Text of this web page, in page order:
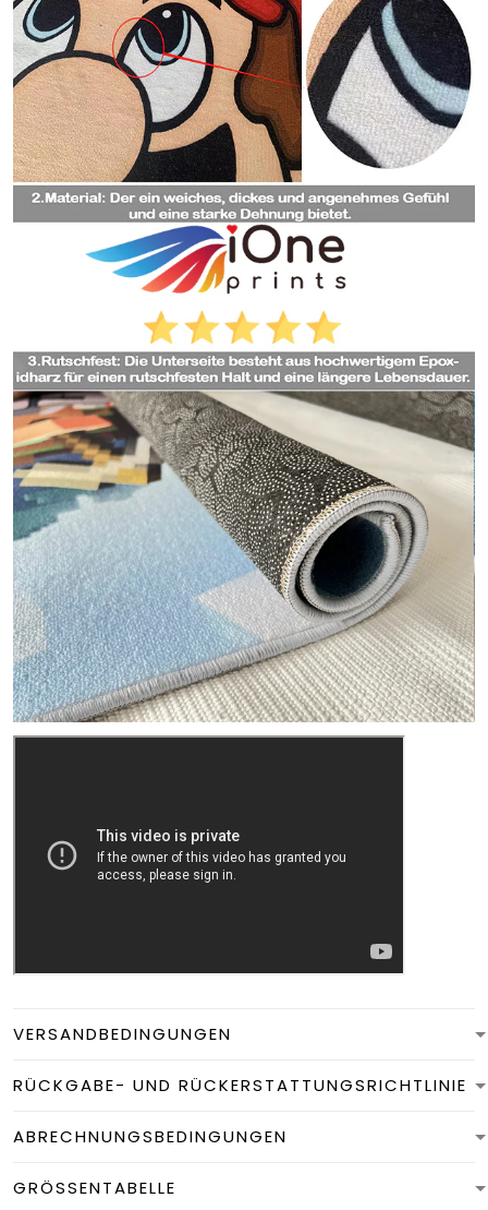
VERSANDBEDINGUNGEN
RÜCKGABE- UND RÜCKERSTATTUNGSRICHTLINIE
ABRECHNUNGSBEDINGUNGEN
GRÖSSENTABELLE